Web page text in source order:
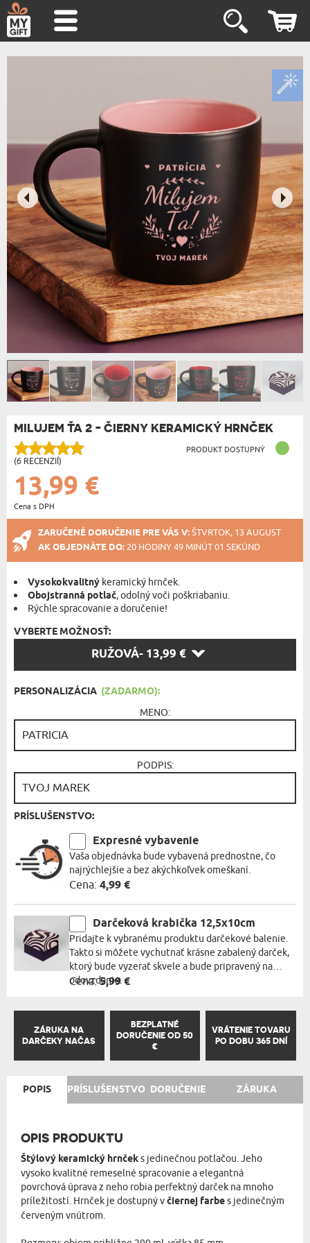
MILUJEM ŤA 2 - ČIERNY KERAMICKÝ HRNČEK
(6 RECENZIÍ)
PRODUKT DOSTUPNÝ
13,99 €
Cena s DPH
ZARUČENÉ DORUČENIE PRE VÁS V:ŠTVRTOK, 13 AUGUST
AK OBJEDNÁTE DO: 20 HODINY 49 MINÚT 01 SEKÚND
Vysokokvalitný keramický hrnček.
Obojstranná potlač, odolný voči poškriabaniu.
Rýchle spracovanie a doručenie!
VYBERTE MOŽNOSŤ:
RUŽOVÁ- 13,99 €
PERSONALIZÁCIA (ZADARMO):
MENO:
PODPIS:
PRÍSLUŠENSTVO:
Expresné vybavenie
Vaša objednávka bude vybavená prednostne, čo
najrýchlejšie a bez akýchkoľvek omeškaní.
Cena: 4,99 €
Darčeková krabička 12,5x10cm
Pridajte k vybranému produktu darčekové balenie.
Takto si môžete vychutnať krásne zabalený darček,
ktorý bude vyzerať skvele a bude pripravený na
odovzdanie.
Cena:5,99 €
ZÁRUKA NA
DARČEKY NAČAS
BEZPLATNÉ
DORUČENIE OD 50
€
VRÁTENIE TOVARU
PO DOBU 365 DNÍ
POPIS PRÍSLUŠENSTVO DORUČENIE ZÁRUKA
OPIS PRODUKTU
Štýlový keramický hrnčeks jedinečnou potlačou. Jeho
vysoko kvalitné remeselné spracovanie a elegantná
povrchová úprava z neho robia perfektný darček na mnoho
príležitostí. Hrnček je dostupný včiernej farbes jedinečným
červeným vnútrom.